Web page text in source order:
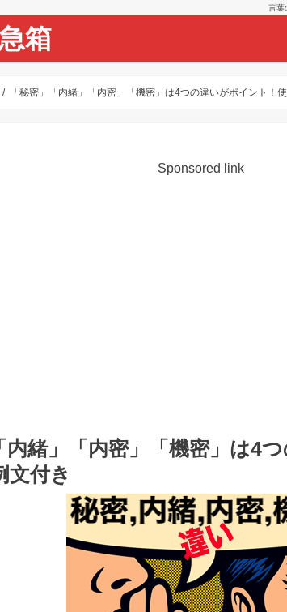
言葉
箱
「秘密」「内緒」「内密」「機密」は4つの違いがポイント！
Sponsored link
内緒」「内密」「機密」は4
文付き